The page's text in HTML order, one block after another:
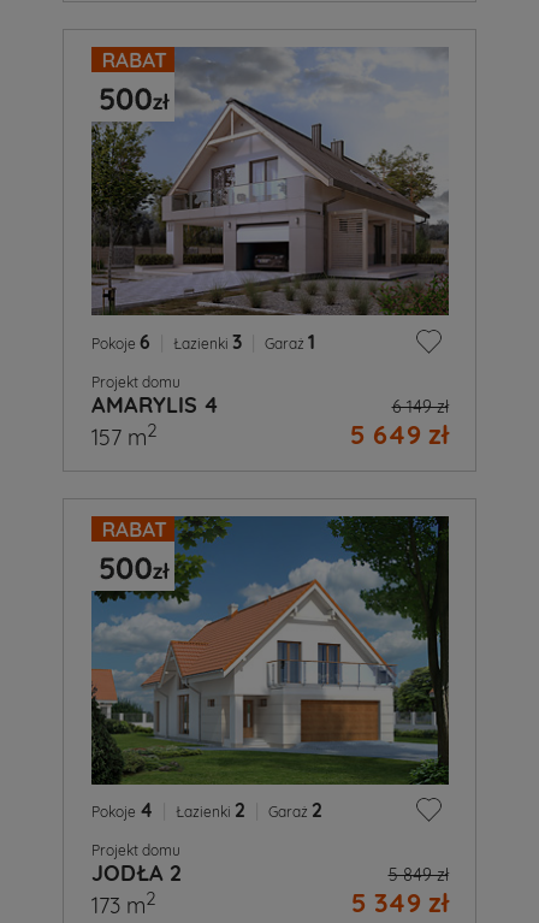
Pokoje 6 Łazienki 3 Garaż 1
Projekt domu
AMARYLIS 4 6 149 zł
5 649 zł
157 m2
Pokoje 4 Łazienki 2 Garaż 2
Projekt domu
JODŁA 2 5 849 zł
5 349 zł
173 m2